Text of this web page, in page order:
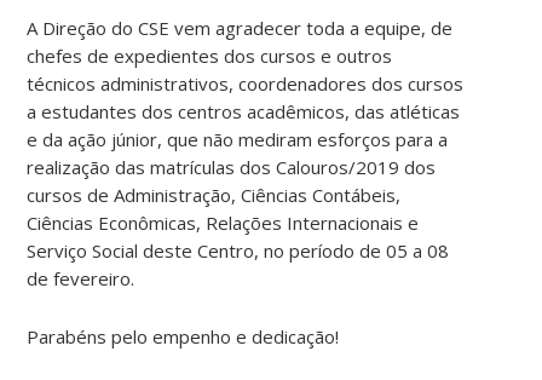
A Direção do CSE vem agradecer toda a equipe, de
chefes de expedientes dos cursos e outros
técnicos administrativos, coordenadores dos cursos
a estudantes dos centros acadêmicos, das atléticas
e da ação júnior, que não mediram esforços para a
realização das matrículas dos Calouros/2019 dos
cursos de Administração, Ciências Contábeis,
Ciências Econômicas, Relações Internacionais e
Serviço Social deste Centro, no período de 05 a 08
de fevereiro.
Parabéns pelo empenho e dedicação!